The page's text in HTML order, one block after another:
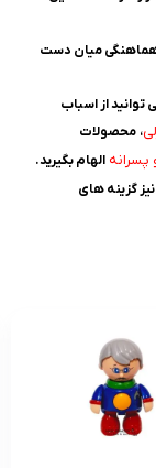
میان دست
از اسباب
، محصولات
پسرانه الهام بگیرید.
نیز گزینه های